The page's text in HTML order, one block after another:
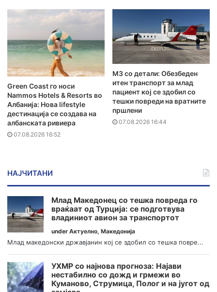
Green Coast го носи
Nammos Hotels & Resorts во
Албанија: Нова lifestyle
дестинација се создава на
албанската ривиера
07.08.2026 16:52
MЗ со детали: Обезбеден
итен транспорт за млад
пациент кој се здобил со
тешки повреди на вратните
пршлени
07.08.2026 16:44
НАЈЧИТАНИ
Млад Македонец со тешка повреда го
враќаат од Турција: се подготвува
владиниот авион за транспортот
under Актуелно, Македонија
Млад македонски државјанин кој се здобил со тешка повре...
УХМР со најнова прогноза: Најави
нестабилно со дожд и грмежи во
Куманово, Струмица, Полог и на југот од